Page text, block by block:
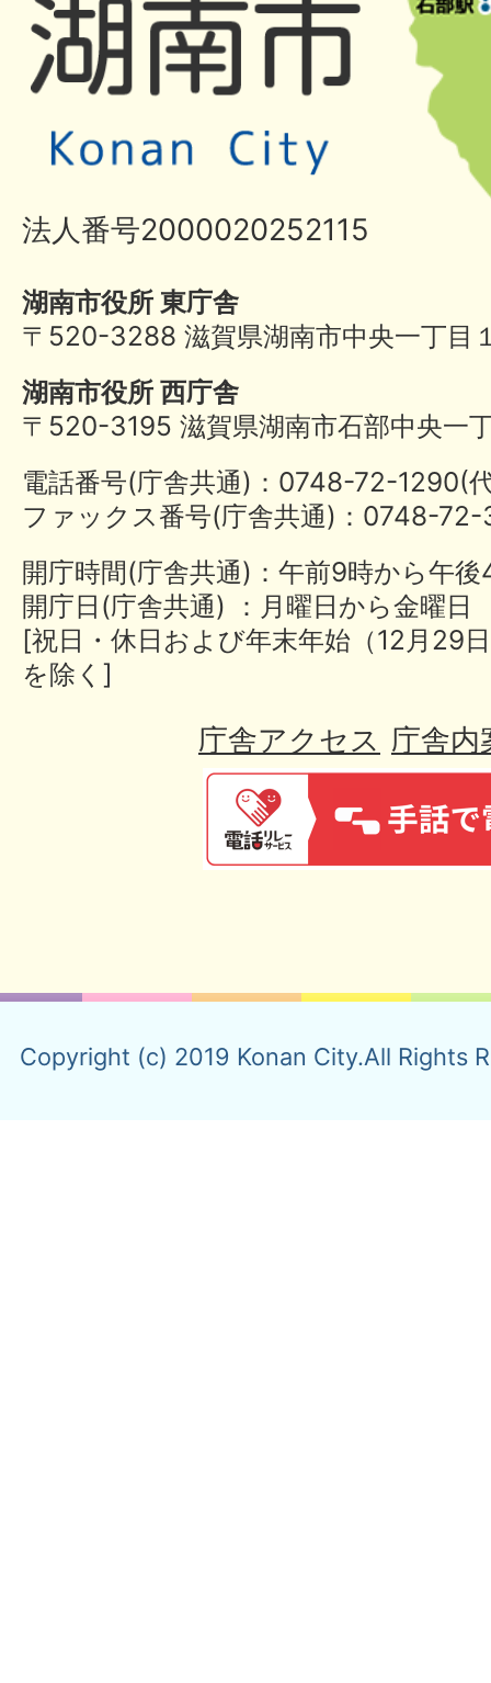
法人番号2000020252115
湖南市役所 東庁舎
〒520-3288 滋賀県湖南市中央一丁目
湖南市役所 西庁舎
〒520-3195 滋賀県湖南市石部中央一
電話番号(庁舎共通)：0748-72-
ファックス番号(庁舎共通)：0748-
開庁時間(庁舎共通)：午前9時から午
開庁日(庁舎共通) ：月曜日から金曜日
[祝日・休日および年末年始（12月29
を除く]
庁舎アクセス 庁舎内
Copyright (c) 2019 Konan City.All Rights